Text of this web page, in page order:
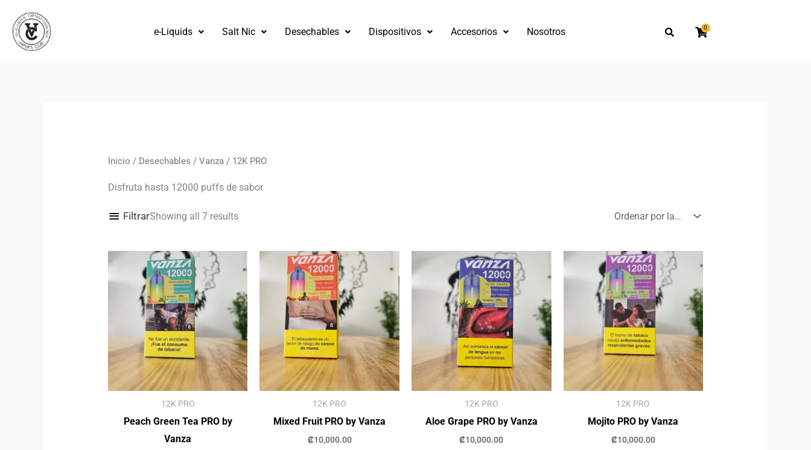
e-Liquids Salt Nic Desechables Dispositivos Accesorios Nosotros 0
Inicio / Desechables / Vanza/ 12K PRO
Disfruta hasta 12000 puffs de sabor
FiltrarShowing all 7 results
12K PRO
Peach Green Tea PRO by
Vanza
12K PRO
Mixed Fruit PRO by Vanza
₡10,000.00
12K PRO
Aloe Grape PRO by Vanza
₡10,000.00
12K PRO
Mojito PRO by Vanza
₡10,000.00